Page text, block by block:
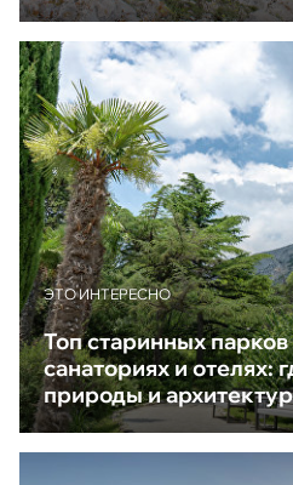
ЭТО ИНТЕРЕСНО
Топ старинных
санаториях и отелях:
природы и